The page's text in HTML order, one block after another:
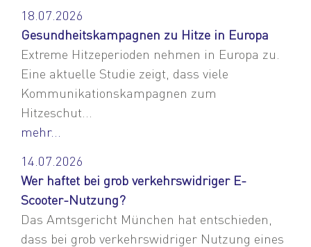
18.07.2026
Gesundheitskampagnen zu Hitze in Europa
Extreme Hitzeperioden nehmen in Europa zu.
Eine aktuelle Studie zeigt, dass viele
Kommunikationskampagnen zum
Hitzeschut...
mehr...
14.07.2026
Wer haftet bei grob verkehrswidriger E-
Scooter-Nutzung?
Das Amtsgericht München hat entschieden,
dass bei grob verkehrswidriger Nutzung eines